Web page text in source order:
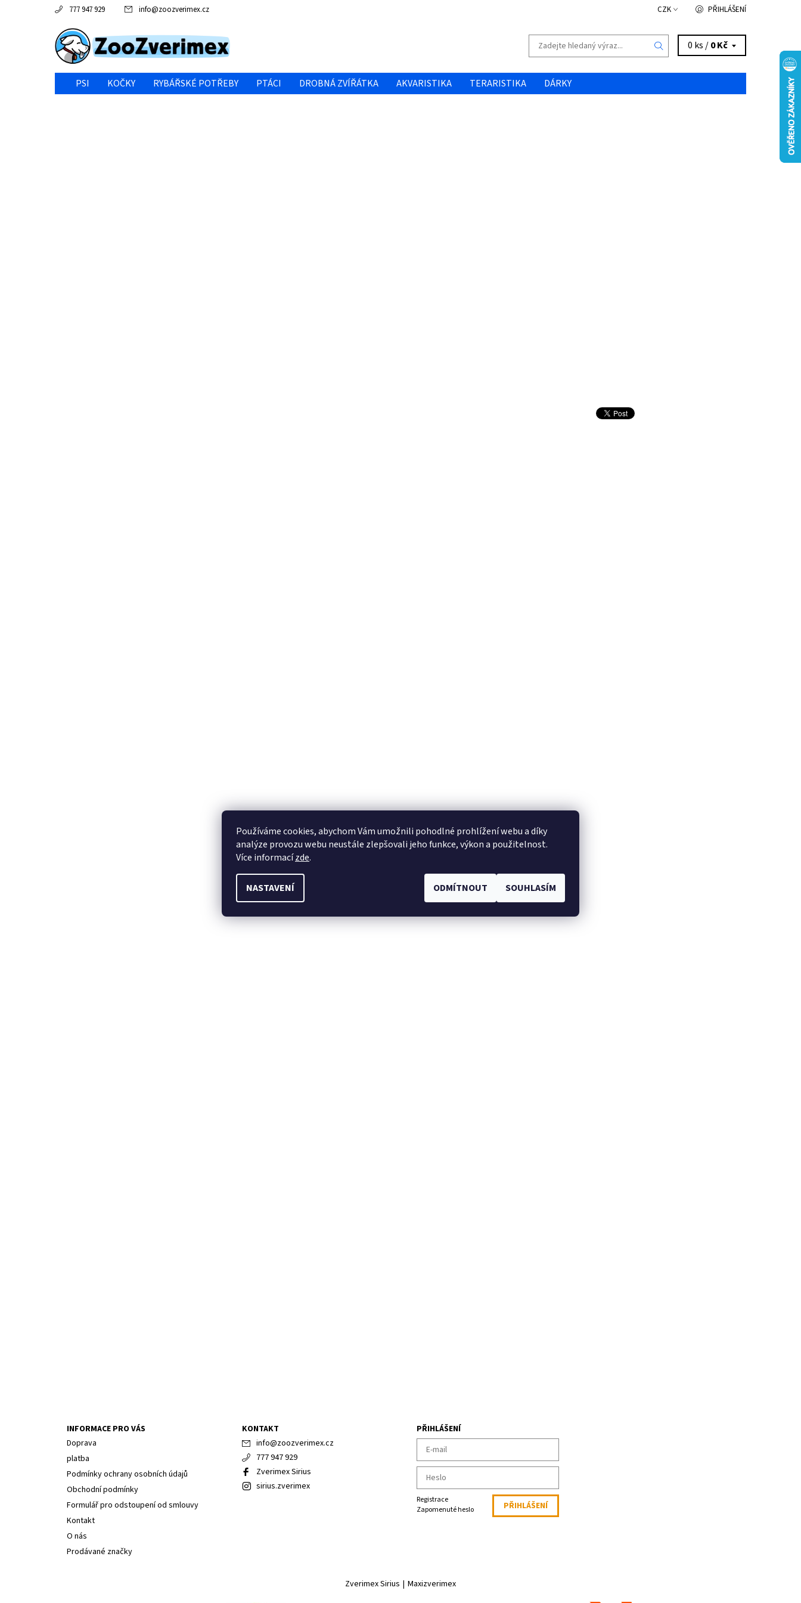
777 947 929 info@zoozverimex.cz CZK PŘIHLÁŠENÍ
0 ks /0 Kč
PSI KOČKY RYBÁŘSKÉ POTŘEBY PTÁCI DROBNÁ ZVÍŘÁTKA AKVARISTIKA TERARISTIKA
DÁRKY
INFORMACE PRO VÁS
Doprava
platba
Podmínky ochrany osobních údajů
Obchodní podmínky
Formulář pro odstoupení od smlouvy
Kontakt
O nás
Prodávané značky
KONTAKT
info@zoozverimex.cz
777 947 929
Zverimex Sirius
sirius.zverimex
PŘIHLÁŠENÍ
Registrace
Zapomenuté heslo
Zverimex Sirius | Maxizverimex
Používáme cookies, abychom Vám umožnili pohodlné prohlížení webu a díky
analýze provozu webu neustále zlepšovali jeho funkce, výkon a použitelnost.
Více informacízde.
NASTAVENÍ ODMÍTNOUT SOUHLASÍM